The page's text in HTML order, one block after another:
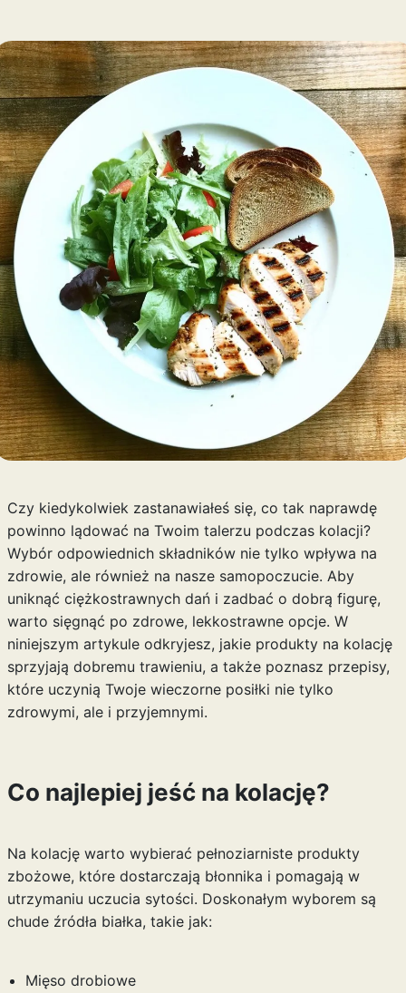
Czy kiedykolwiek zastanawiałeś się, co tak naprawdę
powinno lądować na Twoim talerzu podczas kolacji?
Wybór odpowiednich składników nie tylko wpływa na
zdrowie, ale również na nasze samopoczucie. Aby
uniknąć ciężkostrawnych dań i zadbać o dobrą figurę,
warto sięgnąć po zdrowe, lekkostrawne opcje. W
niniejszym artykule odkryjesz, jakie produkty na kolację
sprzyjają dobremu trawieniu, a także poznasz przepisy,
które uczynią Twoje wieczorne posiłki nie tylko
zdrowymi, ale i przyjemnymi.
Co najlepiej jeść na kolację?
Na kolację warto wybierać pełnoziarniste produkty
zbożowe, które dostarczają błonnika i pomagają w
utrzymaniu uczucia sytości. Doskonałym wyborem są
chude źródła białka, takie jak:
Mięso drobiowe